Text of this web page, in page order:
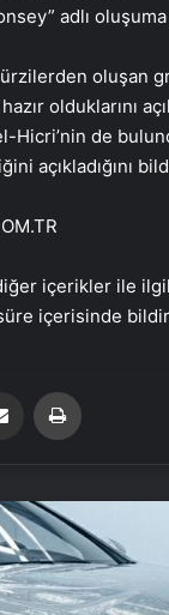
adlı oluşuma
oluşan
olduklarını
de
açıkladığını
içerikler ile
içerisinde
Email'den paylaş